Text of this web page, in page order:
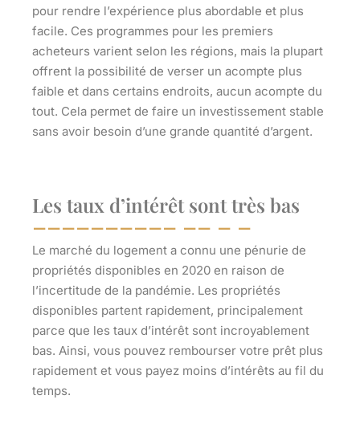
pour rendre l’expérience plus abordable et plus
facile. Ces programmes pour les premiers
acheteurs varient selon les régions, mais la plupart
offrent la possibilité de verser un acompte plus
faible et dans certains endroits, aucun acompte du
tout. Cela permet de faire un investissement stable
sans avoir besoin d’une grande quantité d’argent.
Les taux d’intérêt sont très bas
Le marché du logement a connu une pénurie de
propriétés disponibles en 2020 en raison de
l’incertitude de la pandémie. Les propriétés
disponibles partent rapidement, principalement
parce que les taux d’intérêt sont incroyablement
bas. Ainsi, vous pouvez rembourser votre prêt plus
rapidement et vous payez moins d’intérêts au fil du
temps.